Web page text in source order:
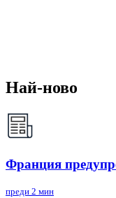
Най-ново
Франция
преди 2 мин